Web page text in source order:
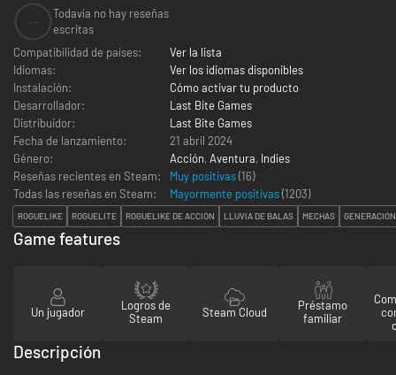
Todavía no hay reseñas
escritas
Compatibilidad de países:
Ver la lista
Idiomas:
Ver los idiomas disponibles
Instalación:
Cómo activar tu producto
Desarrollador:
Last Bite Games
Distribuidor:
Last Bite Games
Fecha de lanzamiento:
21 abril 2024
Género:
Acción, Aventura, Indies
Reseñas recientes en Steam:
Muy positivas(16)
Todas las reseñas en Steam:
Mayormente positivas(1203)
ROGUELIKE ROGUELITE ROGUELIKE DE ACCIÓN LLUVIA DE BALAS MECHAS
Game features
Un jugador
Logros de
Steam
Steam Cloud
Préstamo
familiar
Descripción